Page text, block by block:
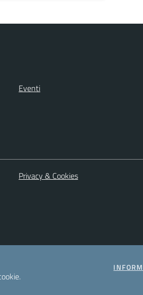
Eventi
Privacy & Cookies